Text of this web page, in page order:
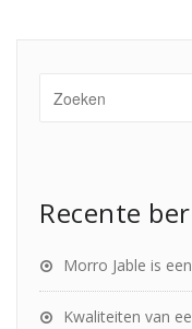
Recente
Morro Jable is
Kwaliteiten van